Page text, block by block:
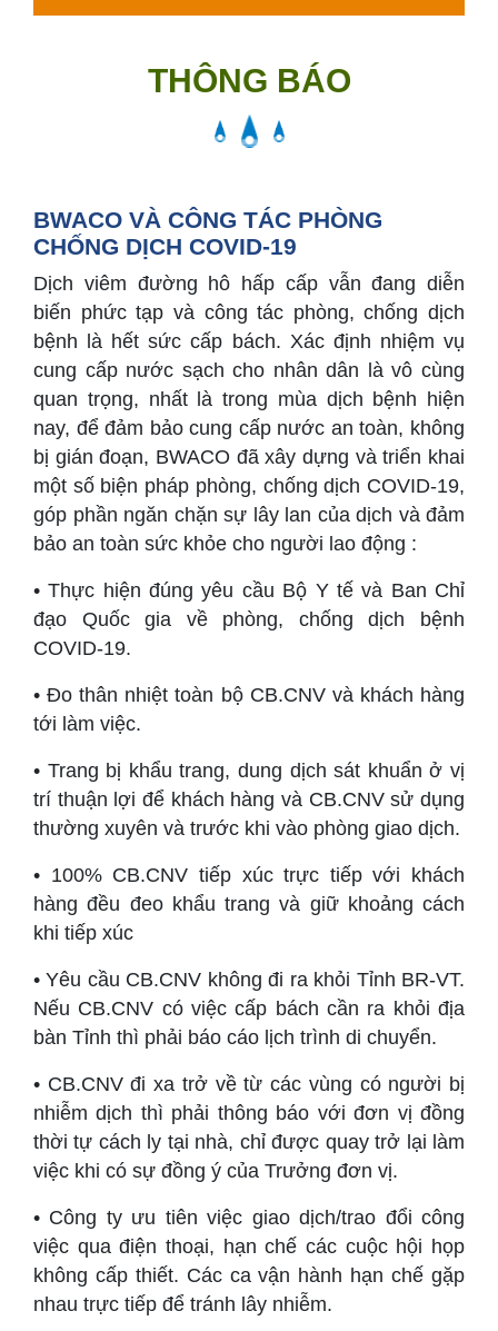
THÔNG BÁO
BWACO VÀ CÔNG TÁC PHÒNG
CHỐNG DỊCH COVID-19
Dịch viêm đường hô hấp cấp vẫn đang diễn
biến phức tạp và công tác phòng, chống dịch
bệnh là hết sức cấp bách. Xác định nhiệm vụ
cung cấp nước sạch cho nhân dân là vô cùng
quan trọng, nhất là trong mùa dịch bệnh hiện
nay, để đảm bảo cung cấp nước an toàn, không
bị gián đoạn, BWACO đã xây dựng và triển khai
một số biện pháp phòng, chống dịch COVID-19,
góp phần ngăn chặn sự lây lan của dịch và đảm
bảo an toàn sức khỏe cho người lao động :
• Thực hiện đúng yêu cầu Bộ Y tế và Ban Chỉ
đạo Quốc gia về phòng, chống dịch bệnh
COVID-19.
• Đo thân nhiệt toàn bộ CB.CNV và khách hàng
tới làm việc.
• Trang bị khẩu trang, dung dịch sát khuẩn ở vị
trí thuận lợi để khách hàng và CB.CNV sử dụng
thường xuyên và trước khi vào phòng giao dịch.
• 100% CB.CNV tiếp xúc trực tiếp với khách
hàng đều đeo khẩu trang và giữ khoảng cách
khi tiếp xúc
• Yêu cầu CB.CNV không đi ra khỏi Tỉnh BR-VT.
Nếu CB.CNV có việc cấp bách cần ra khỏi địa
bàn Tỉnh thì phải báo cáo lịch trình di chuyển.
• CB.CNV đi xa trở về từ các vùng có người bị
nhiễm dịch thì phải thông báo với đơn vị đồng
thời tự cách ly tại nhà, chỉ được quay trở lại làm
việc khi có sự đồng ý của Trưởng đơn vị.
• Công ty ưu tiên việc giao dịch/trao đổi công
việc qua điện thoại, hạn chế các cuộc hội họp
không cấp thiết. Các ca vận hành hạn chế gặp
nhau trực tiếp để tránh lây nhiễm.